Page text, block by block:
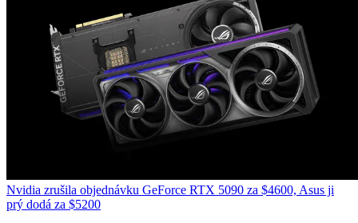
Nvidia zrušila objednávku GeForce RTX 5090 za $4600, Asus ji
prý dodá za $5200